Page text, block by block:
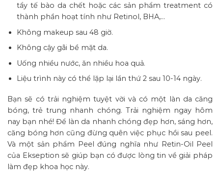
tẩy tế bào da chết hoặc các sản phẩm treatment có
thành phần hoạt tính như Retinol, BHA,…
Không makeup sau 48 giờ.
Không cậy gãi bề mặt da.
Uống nhiều nước, ăn nhiều hoa quả.
Liệu trình này có thể lặp lại lần thứ 2 sau 10-14 ngày.
Bạn sẽ có trải nghiệm tuyệt vời và có một làn da căng
bóng, trẻ trung nhanh chóng. Trải nghiệm ngay hôm
nay bạn nhé! Để làn da nhanh chóng đẹp hơn, sáng hơn,
căng bóng hơn cũng đừng quên việc phục hồi sau peel.
Và một sản phẩm Peel đúng nghĩa như Retin-Oil Peel
của Ekseption sẽ giúp bạn có được lòng tin về giải pháp
làm đẹp khoa học này.